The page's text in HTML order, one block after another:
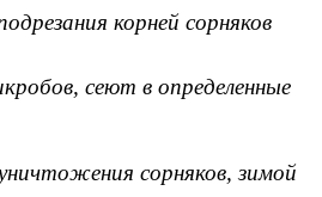
корней сорняков
сеют в определенные
сорняков, зимой